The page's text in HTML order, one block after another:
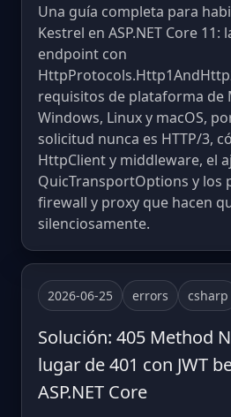
Una guía completa para
Kestrel en ASP.NET Core
endpoint con
requisitos de plataforma de
Windows, Linux y macOS,
solicitud nunca es HTTP/3,
HttpClient y middleware, el
QuicTransportOptions y los
firewall y proxy que hacen
silenciosamente.
2026-06-25 errors csharp
Solución: 405 Method
lugar de 401 con JWT
ASP.NET Core